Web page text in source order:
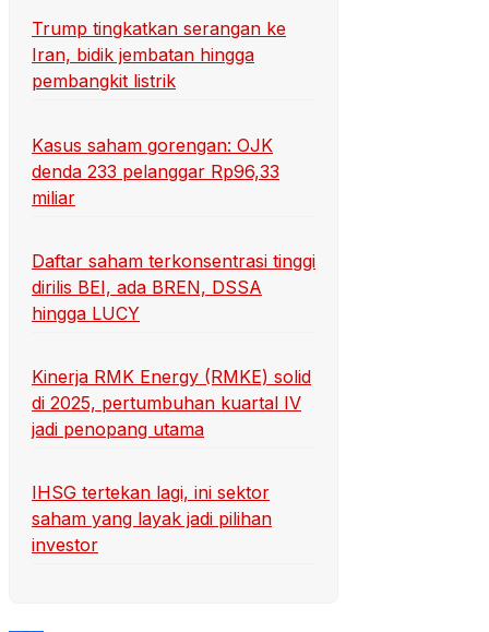
Trump tingkatkan serangan ke
Iran, bidik jembatan hingga
pembangkit listrik
Kasus saham gorengan: OJK
denda 233 pelanggar Rp96,33
miliar
Daftar saham terkonsentrasi tinggi
dirilis BEI, ada BREN, DSSA
hingga LUCY
Kinerja RMK Energy (RMKE) solid
di 2025, pertumbuhan kuartal IV
jadi penopang utama
IHSG tertekan lagi, ini sektor
saham yang layak jadi pilihan
investor